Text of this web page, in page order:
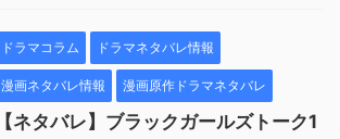
ドラマコラム ドラマネタバレ情報
漫画ネタバレ情報 漫画原作ドラマネタバレ
【ネタバレ】ブラックガールズトーク1